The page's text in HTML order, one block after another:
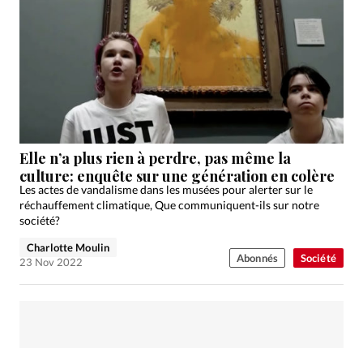
Société
Elle n’a plus rien à perdre, pas même la
culture: enquête sur une génération en colère
Les actes de vandalisme dans les musées pour alerter sur le
réchauffement climatique, Que communiquent-ils sur notre
société?
Charlotte Moulin
23 Nov 2022
Abonnés